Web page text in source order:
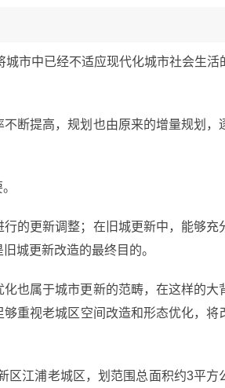
市中已经不适应现代化城市社会生
断提高，规划也由原来的增量规划，
的更新调整；在旧城更新中，能够充
城更新改造的最终目的。
也属于城市更新的范畴，在这样的大
重视老城区空间改造和形态优化，将
区江浦老城区，划范围总面积约3平方